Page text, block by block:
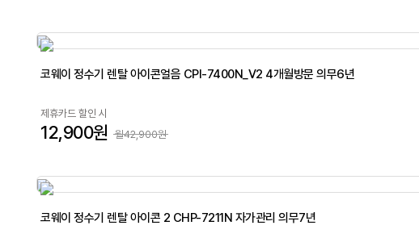
코웨이 정수기 렌탈 아이콘얼음 CPI-7400N_V2 4개월방문 의무6년
제휴카드 할인 시
12,900원 월42,900원
코웨이 정수기 렌탈 아이콘 2 CHP-7211N 자가관리 의무7년